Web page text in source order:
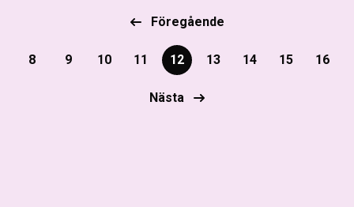
Föregående
8 9 10 11 12 13 14 15 16
Nästa